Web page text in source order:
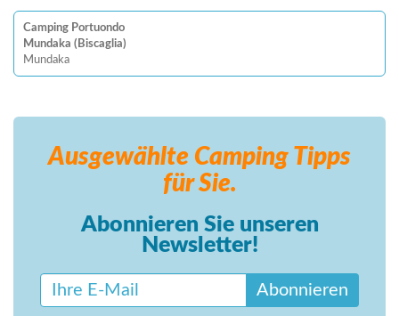
Camping Portuondo
Mundaka (Biscaglia)
Mundaka
Ausgewählte Camping Tipps
für Sie.
Abonnieren Sie unseren
Newsletter!
Abonnieren